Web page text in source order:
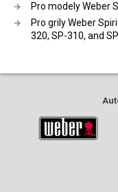
Pro modely Weber
Pro grily Weber
320, SP-310, and